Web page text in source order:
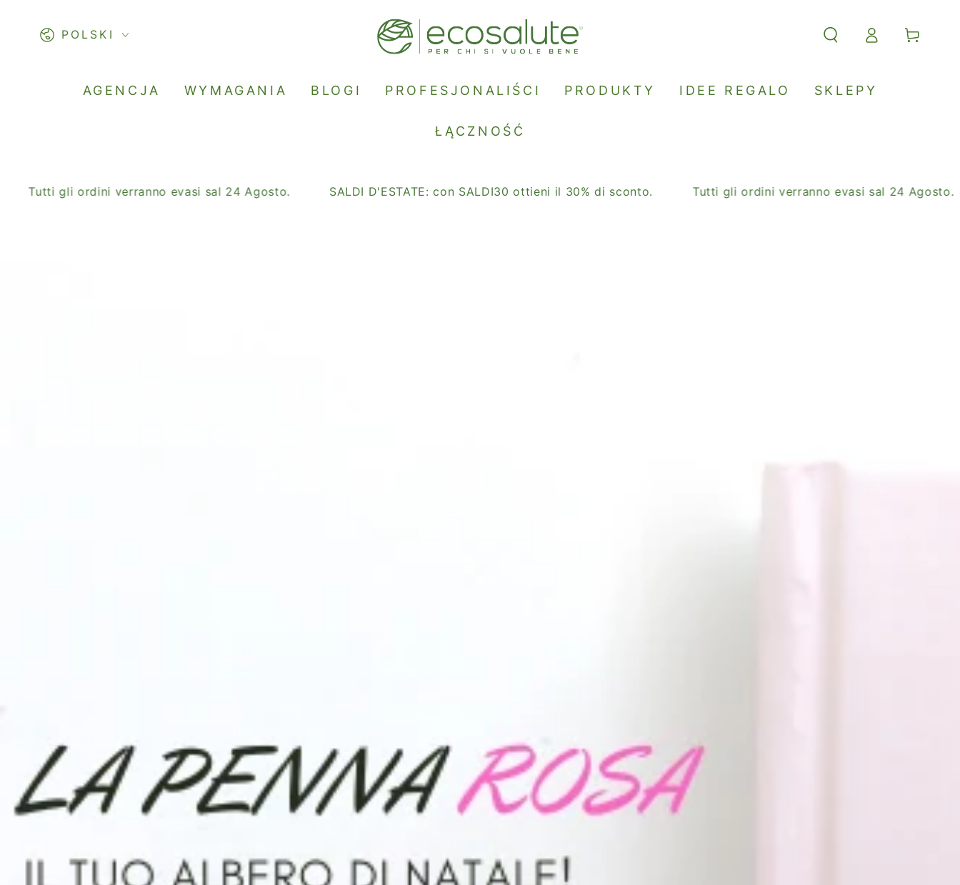
Lingua
POLSKI
AGENCJA WYMAGANIA BLOGI PROFESJONALIŚCI PRODUKTY IDEE REGALO SKLEPY
ŁĄCZNOŚĆ
Accesso Carello
Tutti gli ordini verranno evasi sal 24 Agosto. SALDI D'ESTATE: con SALDI30 ottieni il 30% di sconto. Tutti gli ordini verranno evasi sal 24 Agosto.